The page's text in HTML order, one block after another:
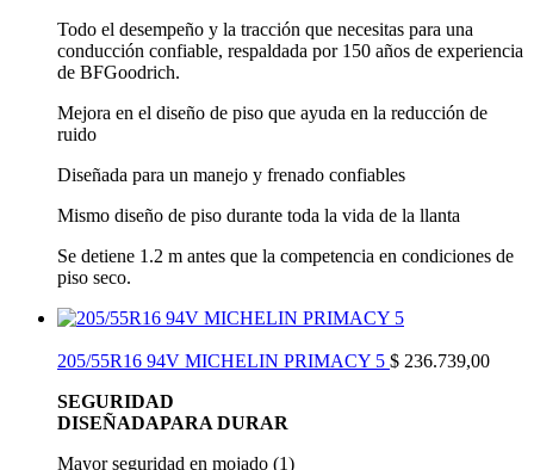
Todo el desempeño y la tracción que necesitas para una
conducción confiable, respaldada por 150 años de experiencia
de BFGoodrich.
Mejora en el diseño de piso que ayuda en la reducción de
ruido
Diseñada para un manejo y frenado confiables
Mismo diseño de piso durante toda la vida de la llanta
Se detiene 1.2 m antes que la competencia en condiciones de
piso seco.
205/55R16 94V MICHELIN PRIMACY 5 $ 236.739,00
SEGURIDAD
DISEÑADAPARA DURAR
Mayor seguridad en mojado (1)